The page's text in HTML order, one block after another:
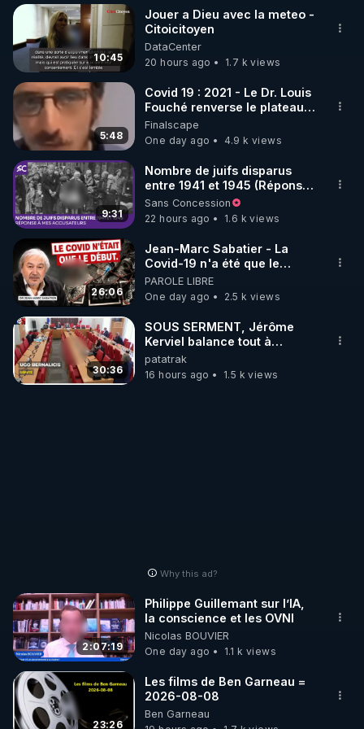
10:45
Jouer a Dieu avec la meteo -
Citoicitoyen
DataCenter
20 hours ago
1.7 k views
5:48
Covid 19 : 2021 - Le Dr. Louis
Fouché renverse le plateau
de CNews !
Finalscape
One day ago
4.9 k views
9:31
Nombre de juifs disparus
entre 1941 et 1945 (Réponse
à mes accusateurs)
Sans Concession
22 hours ago
1.6 k views
26:06
Jean-Marc Sabatier - La
Covid-19 n'a été que le
début - L'ARNm & l'ARNm-aa
jusqu où auront-t-il ?
PAROLE LIBRE
One day ago
2.5 k views
30:36
SOUS SERMENT, Jérôme
Kerviel balance tout à
l'Assemblée !
patatrak
16 hours ago
1.5 k views
Why this ad?
2:07:19
Philippe Guillemant sur l’IA,
la conscience et les OVNI
Nicolas BOUVIER
One day ago
1.1 k views
23:26
Les films de Ben Garneau =
2026-08-08
Ben Garneau